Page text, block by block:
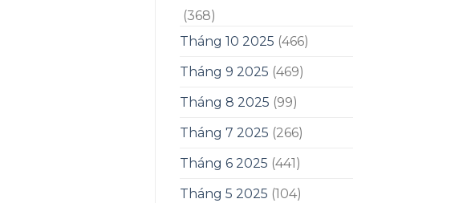
(368)
Tháng 10 2025 (466)
Tháng 9 2025 (469)
Tháng 8 2025 (99)
Tháng 7 2025 (266)
Tháng 6 2025 (441)
Tháng 5 2025 (104)